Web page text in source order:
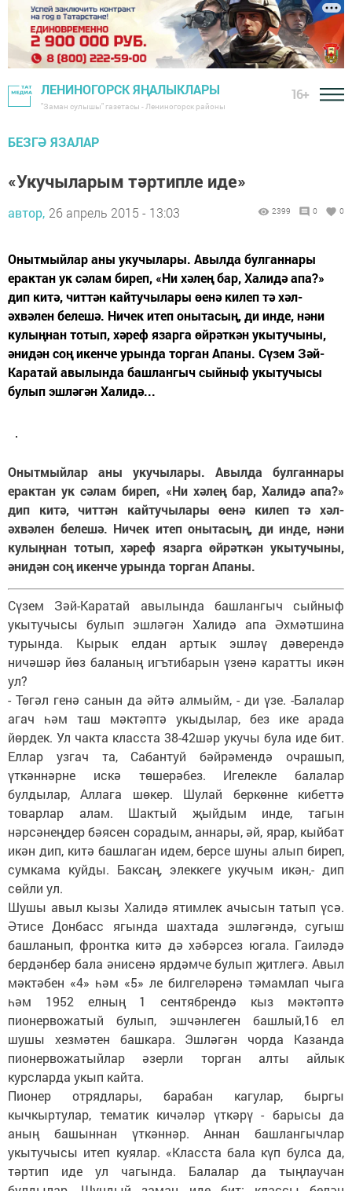
ЛЕНИНОГОРСК ЯҢАЛЫКЛАРЫ
"Заман сулышы" газетасы - Лениногорск районы
16+
БЕЗГӘ ЯЗАЛАР
«Укучыларым тәртипле иде»
автор, 26 апрель 2015 - 13:03 2399 0 0
Онытмыйлар аны укучылары. Авылда булганнары
ерактан ук сәлам биреп, «Ни хәлең бар, Халидә апа?»
дип китә, читтән кайтучылары өенә килеп тә хәл-
әхвәлен белешә. Ничек итеп онытасың, ди инде, нәни
кулыңнан тотып, хәреф язарга өйрәткән укытучыны,
әнидән соң икенче урында торган Апаны. Сүзем Зәй-
Каратай авылында башлангыч сыйныф укытучысы
булып эшләгән Халидә...
Онытмыйлар аны укучылары. Авылда булганнары
ерактан ук сәлам биреп, «Ни хәлең бар, Халидә апа?»
дип китә, читтән кайтучылары өенә килеп тә хәл-
әхвәлен белешә. Ничек итеп онытасың, ди инде, нәни
кулыңнан тотып, хәреф язарга өйрәткән укытучыны,
әнидән соң икенче урында торган Апаны.
Сүзем Зәй-Каратай авылында башлангыч сыйныф
укытучысы булып эшләгән Халидә апа Әхмәтшина
турында. Кырык елдан артык эшләү дәверендә
ничәшәр йөз баланың игътибарын үзенә каратты икән
ул?
- Төгәл генә санын да әйтә алмыйм, - ди үзе. -Балалар
агач һәм таш мәктәптә укыдылар, без ике арада
йөрдек. Ул чакта класста 38-42шәр укучы була иде бит.
Еллар узгач та, Сабантуй бәйрәмендә очрашып,
үткәннәрне искә төшерәбез. Игелекле балалар
булдылар, Аллага шөкер. Шулай беркөнне кибеттә
товарлар алам. Шактый җыйдым инде, тагын
нәрсәнеңдер бәясен сорадым, аннары, әй, ярар, кыйбат
икән дип, китә башлаган идем, берсе шуны алып биреп,
сумкама куйды. Баксаң, элеккеге укучым икән,- дип
сөйли ул.
Шушы авыл кызы Халидә ятимлек ачысын татып үсә.
Әтисе Донбасс ягында шахтада эшләгәндә, сугыш
башланып, фронтка китә дә хәбәрсез югала. Гаиләдә
бердәнбер бала әнисенә ярдәмче булып җитлегә. Авыл
мәктәбен «4» һәм «5» ле билгеләренә тәмамлап чыга
һәм 1952 елның 1 сентябрендә кыз мәктәптә
пионервожатый булып, эшчәнлеген башлый,16 ел
шушы хезмәтен башкара. Эшләгән чорда Казанда
пионервожатыйлар әзерли торган алты айлык
курсларда укып кайта.
Пионер отрядлары, барабан кагулар, быргы
кычкыртулар, тематик кичәләр үткәрү - барысы да
аның башыннан үткәннәр. Аннан башлангычлар
укытучысы итеп куялар. «Класста бала күп булса да,
тәртип иде ул чагында. Балалар да тыңлаучан